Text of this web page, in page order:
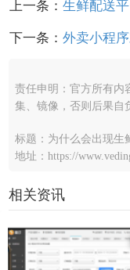
上一条： 生鲜配送
下一条： 外卖小程
责任申明：官方所有内
集、镜像，否则后果自
标题：为什么会出现生
地址：https://
相关资讯